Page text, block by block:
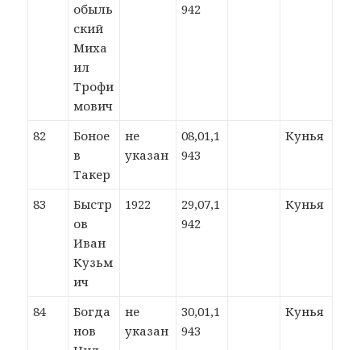
обыль
ский
Миха
ил
Трофи
мович
942
82
Боное
в
Такер
не
указан
08,01,1
943
Кунья
83
Быстр
ов
Иван
Кузьм
ич
1922
29,07,1
942
Кунья
84
Богда
нов
не
указан
30,01,1
943
Кунья